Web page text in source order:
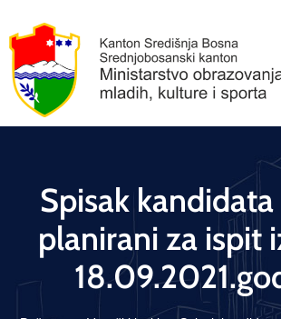
Spisak kandidata
planirani za ispit